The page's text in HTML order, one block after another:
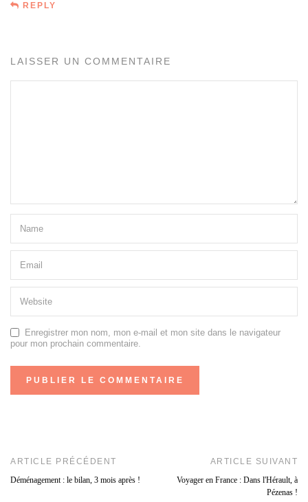
REPLY
LAISSER UN COMMENTAIRE
Enregistrer mon nom, mon e-mail et mon site dans le navigateur
pour mon prochain commentaire.
ARTICLE PRÉCÉDENT
Déménagement : le bilan, 3 mois après !
ARTICLE SUIVANT
Voyager en France : Dans l'Hérault, à
Pézenas !